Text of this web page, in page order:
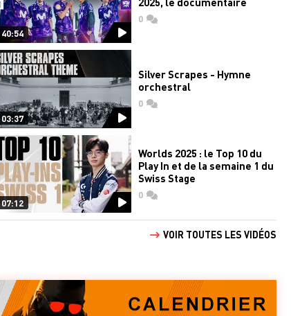
40:54
0commentaires
03:37
Silver Scrapes - Hymne
orchestral
0commentaires
07:12
Worlds 2025 : le Top 10 du
Play In et de la semaine 1 du
Swiss Stage
0commentaires
VOIR TOUTES LES VIDÉOS